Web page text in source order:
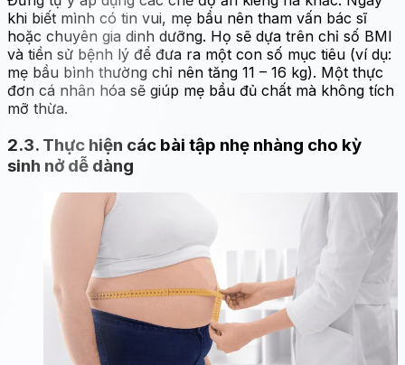
khi biết mình có tin vui, mẹ bầu nên tham vấn bác sĩ
hoặc chuyên gia dinh dưỡng. Họ sẽ dựa trên chỉ số BMI
và tiền sử bệnh lý để đưa ra một con số mục tiêu (ví dụ:
mẹ bầu bình thường chỉ nên tăng 11 – 16 kg). Một thực
đơn cá nhân hóa sẽ giúp mẹ bầu đủ chất mà không tích
mỡ thừa.
2.3. Thực hiện các bài tập nhẹ nhàng cho kỳ
sinh nở dễ dàng